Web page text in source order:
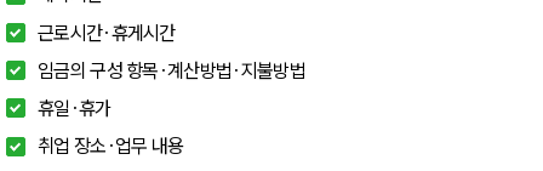
근로시간·휴게시간
임금의 구성 항목·계산방법·지불방법
휴일·휴가
취업 장소·업무 내용